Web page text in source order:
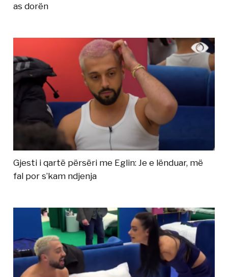
as dorën
Gjesti i qartë përsëri me Eglin: Je e lënduar, më
fal por s’kam ndjenja